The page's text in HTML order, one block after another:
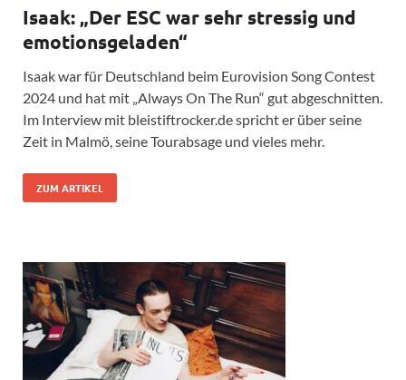
Isaak: „Der ESC war sehr stressig und
emotionsgeladen“
Isaak war für Deutschland beim Eurovision Song Contest
2024 und hat mit „Always On The Run“ gut abgeschnitten.
Im Interview mit bleistiftrocker.de spricht er über seine
Zeit in Malmö, seine Tourabsage und vieles mehr.
ZUM ARTIKEL